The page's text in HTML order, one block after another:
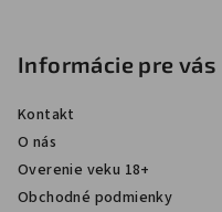
Informácie pre vás
Kontakt
O nás
Overenie veku 18+
Obchodné podmienky